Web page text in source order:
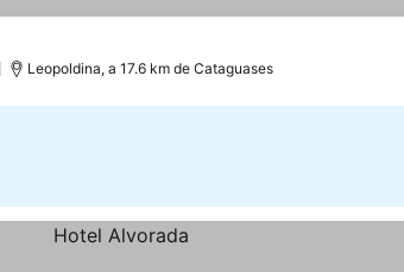
Leopoldina, a 17.6 km de Cataguases